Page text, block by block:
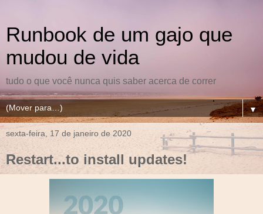
Runbook de um gajo que
mudou de vida
tudo o que você nunca quis saber acerca de correr
▼
sexta-feira, 17 de janeiro de 2020
Restart...to install updates!